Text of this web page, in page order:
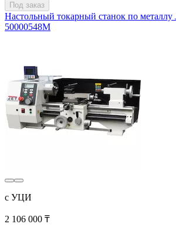
Под заказ
Настольный токарный станок по
50000548M
с УЦИ
2 106 000 ₸